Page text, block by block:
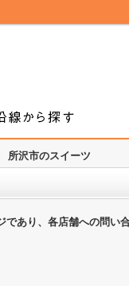
所沢市のスイーツ
あり、各店舗への問い